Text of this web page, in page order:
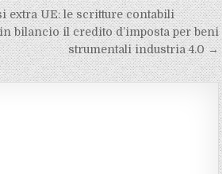
extra UE: le scritture contabili
bilancio il credito d’imposta per beni
strumentali industria 4.0 →